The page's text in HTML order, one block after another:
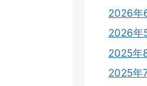
2026年
2026年
2025年
2025年